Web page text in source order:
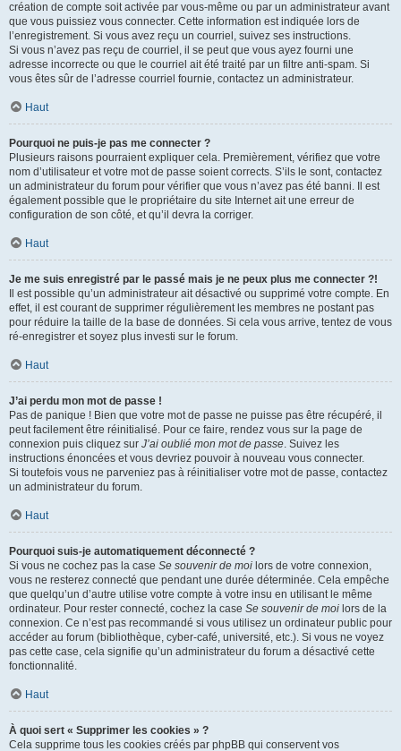
création de compte soit activée par vous-même ou par un administrateur avant
que vous puissiez vous connecter. Cette information est indiquée lors de
l’enregistrement. Si vous avez reçu un courriel, suivez ses instructions.
Si vous n’avez pas reçu de courriel, il se peut que vous ayez fourni une
adresse incorrecte ou que le courriel ait été traité par un filtre anti-spam. Si
vous êtes sûr de l’adresse courriel fournie, contactez un administrateur.
Haut
Pourquoi ne puis-je pas me connecter ?
Plusieurs raisons pourraient expliquer cela. Premièrement, vérifiez que votre
nom d’utilisateur et votre mot de passe soient corrects. S’ils le sont, contactez
un administrateur du forum pour vérifier que vous n’avez pas été banni. Il est
également possible que le propriétaire du site Internet ait une erreur de
configuration de son côté, et qu’il devra la corriger.
Haut
Je me suis enregistré par le passé mais je ne peux plus me connecter ?!
Il est possible qu’un administrateur ait désactivé ou supprimé votre compte. En
effet, il est courant de supprimer régulièrement les membres ne postant pas
pour réduire la taille de la base de données. Si cela vous arrive, tentez de vous
ré-enregistrer et soyez plus investi sur le forum.
Haut
J’ai perdu mon mot de passe !
Pas de panique ! Bien que votre mot de passe ne puisse pas être récupéré, il
peut facilement être réinitialisé. Pour ce faire, rendez vous sur la page de
connexion puis cliquez sur J’ai oublié mon mot de passe. Suivez les
instructions énoncées et vous devriez pouvoir à nouveau vous connecter.
Si toutefois vous ne parveniez pas à réinitialiser votre mot de passe, contactez
un administrateur du forum.
Haut
Pourquoi suis-je automatiquement déconnecté ?
Si vous ne cochez pas la case Se souvenir de moi lors de votre connexion,
vous ne resterez connecté que pendant une durée déterminée. Cela empêche
que quelqu’un d’autre utilise votre compte à votre insu en utilisant le même
ordinateur. Pour rester connecté, cochez la case Se souvenir de moi lors de la
connexion. Ce n’est pas recommandé si vous utilisez un ordinateur public pour
accéder au forum (bibliothèque, cyber-café, université, etc.). Si vous ne voyez
pas cette case, cela signifie qu’un administrateur du forum a désactivé cette
fonctionnalité.
Haut
À quoi sert « Supprimer les cookies » ?
Cela supprime tous les cookies créés par phpBB qui conservent vos